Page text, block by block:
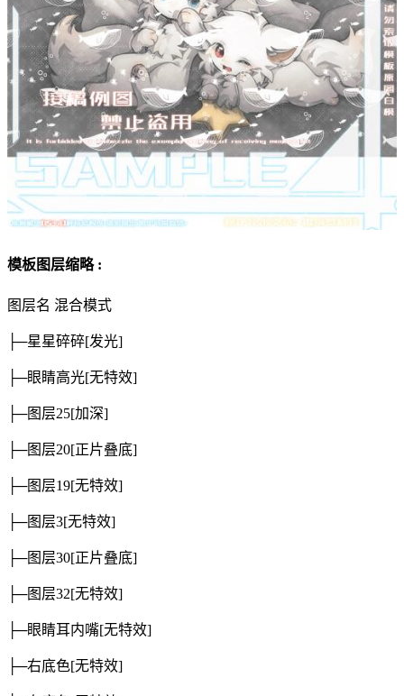
模板图层缩略 :
图层名 混合模式
├─星星碎碎[发光]
├─眼睛高光[无特效]
├─图层25[加深]
├─图层20[正片叠底]
├─图层19[无特效]
├─图层3[无特效]
├─图层30[正片叠底]
├─图层32[无特效]
├─眼睛耳内嘴[无特效]
├─右底色[无特效]